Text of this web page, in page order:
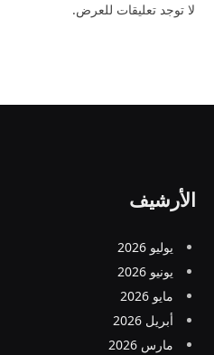
لا توجد تعليقات للعرض.
الأرشيف
يوليو 2026
يونيو 2026
مايو 2026
أبريل 2026
مارس 2026